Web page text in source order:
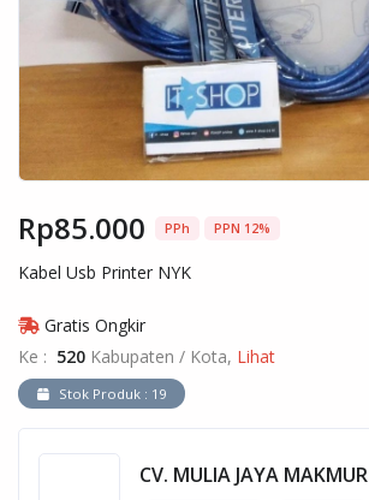
Rp85.000 PPh PPN 12%
Kabel Usb Printer NYK
Gratis Ongkir
Ke : 520 Kabupaten / Kota, Lihat
Stok Produk : 19
CV. MULIA JAYA MAKMUR